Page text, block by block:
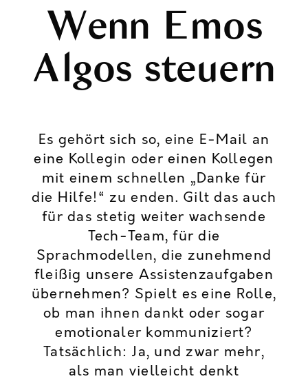
Wenn Emos
Algos steuern
Es gehört sich so, eine E-Mail an
eine Kollegin oder einen Kollegen
mit einem schnellen „Danke für
die Hilfe!“ zu enden. Gilt das auch
für das stetig weiter wachsende
Tech-Team, für die
Sprachmodellen, die zunehmend
fleißig unsere Assistenzaufgaben
übernehmen? Spielt es eine Rolle,
ob man ihnen dankt oder sogar
emotionaler kommuniziert?
Tatsächlich: Ja, und zwar mehr,
als man vielleicht denkt